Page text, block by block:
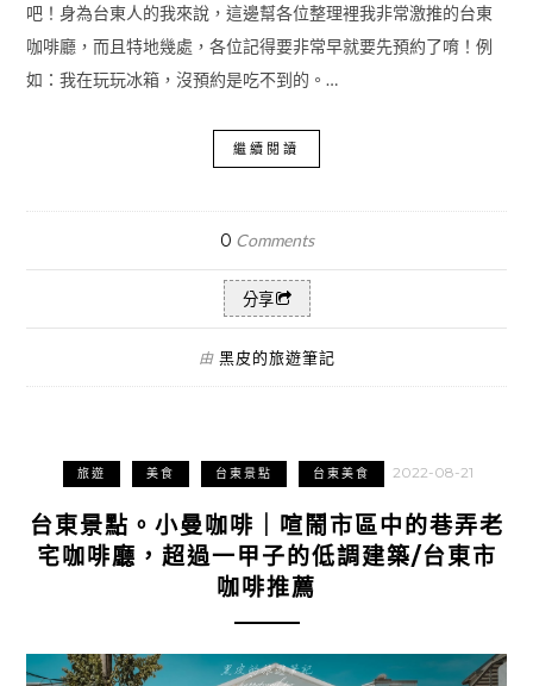
吧！身為台東人的我來說，這邊幫各位整理裡我非常激推的台東
咖啡廳，而且特地幾處，各位記得要非常早就要先預約了唷！例
如：我在玩玩冰箱，沒預約是吃不到的。…
繼續閱讀
0 Comments
分享
由 黑皮的旅遊筆記
旅遊 美食 台東景點 台東美食 2022-08-21
台東景點。小曼咖啡｜喧鬧市區中的巷弄老
宅咖啡廳，超過一甲子的低調建築/台東市
咖啡推薦